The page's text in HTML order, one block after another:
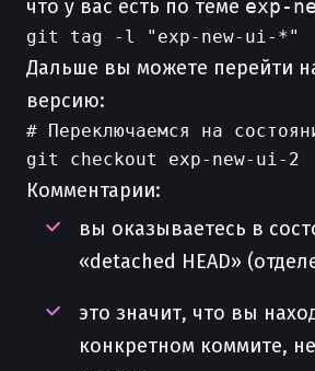
что у вас есть по теме exp-
Дальше вы можете перейти
версию:
# Переключаемся на
Комментарии:
вы оказываетесь в
«detached HEAD»
это значит, что вы
конкретном коммите,